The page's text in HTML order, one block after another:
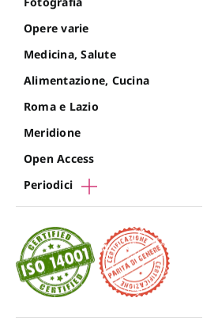
Opere varie
Medicina, Salute
Alimentazione, Cucina
Roma e Lazio
Meridione
Open Access
Periodici